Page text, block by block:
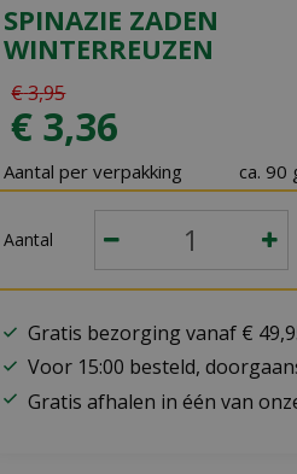
SPINAZIE ZADEN
WINTERREUZEN
€3,95
€ 3,36
Aantal per verpakking ca. 90
Aantal
Gratis bezorging vanaf €
Voor 15:00 besteld,
Gratis afhalen in één van